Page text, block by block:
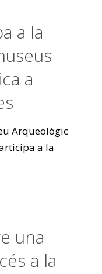
a la
a
Arqueològic
a la
una
a la